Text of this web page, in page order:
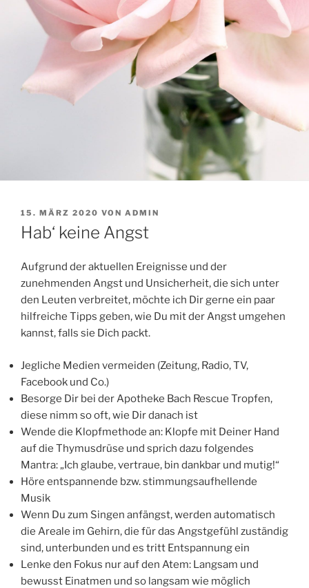
VERÖFFENTLICHT
AM
15. MÄRZ 2020 VON ADMIN
Hab‘ keine Angst
Aufgrund der aktuellen Ereignisse und der
zunehmenden Angst und Unsicherheit, die sich unter
den Leuten verbreitet, möchte ich Dir gerne ein paar
hilfreiche Tipps geben, wie Du mit der Angst umgehen
kannst, falls sie Dich packt.
Jegliche Medien vermeiden (Zeitung, Radio, TV,
Facebook und Co.)
Besorge Dir bei der Apotheke Bach Rescue Tropfen,
diese nimm so oft, wie Dir danach ist
Wende die Klopfmethode an: Klopfe mit Deiner Hand
auf die Thymusdrüse und sprich dazu folgendes
Mantra: „Ich glaube, vertraue, bin dankbar und mutig!“
Höre entspannende bzw. stimmungsaufhellende
Musik
Wenn Du zum Singen anfängst, werden automatisch
die Areale im Gehirn, die für das Angstgefühl zuständig
sind, unterbunden und es tritt Entspannung ein
Lenke den Fokus nur auf den Atem: Langsam und
bewusst Einatmen und so langsam wie möglich